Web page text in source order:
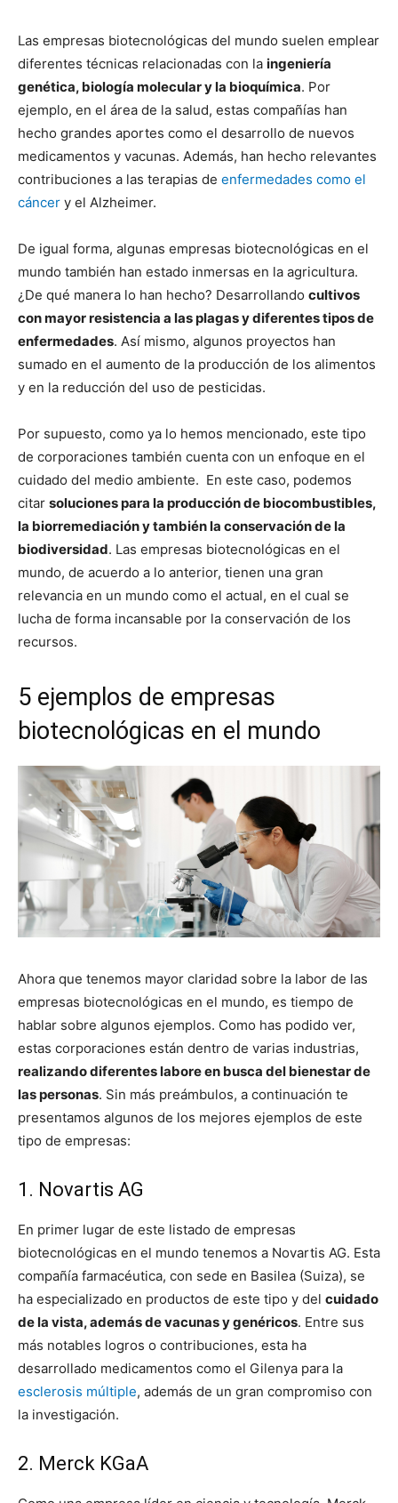
Las empresas biotecnológicas del mundo suelen emplear
diferentes técnicas relacionadas con la ingeniería
genética, biología molecular y la bioquímica. Por
ejemplo, en el área de la salud, estas compañías han
hecho grandes aportes como el desarrollo de nuevos
medicamentos y vacunas. Además, han hecho relevantes
contribuciones a las terapias de enfermedades como el
cáncer y el Alzheimer.
De igual forma, algunas empresas biotecnológicas en el
mundo también han estado inmersas en la agricultura.
¿De qué manera lo han hecho? Desarrollando cultivos
con mayor resistencia a las plagas y diferentes tipos de
enfermedades. Así mismo, algunos proyectos han
sumado en el aumento de la producción de los alimentos
y en la reducción del uso de pesticidas.
Por supuesto, como ya lo hemos mencionado, este tipo
de corporaciones también cuenta con un enfoque en el
cuidado del medio ambiente. En este caso, podemos
citar soluciones para la producción de biocombustibles,
la biorremediación y también la conservación de la
biodiversidad. Las empresas biotecnológicas en el
mundo, de acuerdo a lo anterior, tienen una gran
relevancia en un mundo como el actual, en el cual se
lucha de forma incansable por la conservación de los
recursos.
5 ejemplos de empresas
biotecnológicas en el mundo
Ahora que tenemos mayor claridad sobre la labor de las
empresas biotecnológicas en el mundo, es tiempo de
hablar sobre algunos ejemplos. Como has podido ver,
estas corporaciones están dentro de varias industrias,
realizando diferentes labore en busca del bienestar de
las personas. Sin más preámbulos, a continuación te
presentamos algunos de los mejores ejemplos de este
tipo de empresas:
1. Novartis AG
En primer lugar de este listado de empresas
biotecnológicas en el mundo tenemos a Novartis AG. Esta
compañía farmacéutica, con sede en Basilea (Suiza), se
ha especializado en productos de este tipo y del cuidado
de la vista, además de vacunas y genéricos. Entre sus
más notables logros o contribuciones, esta ha
desarrollado medicamentos como el Gilenya para la
esclerosis múltiple, además de un gran compromiso con
la investigación.
2. Merck KGaA